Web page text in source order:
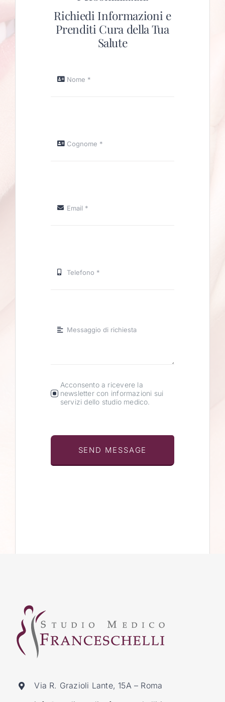
Richiedi Informazioni e
Prenditi Cura della Tua
Salute
Acconsento a ricevere la
newsletter con informazioni sui
servizi dello studio medico.
SEND MESSAGE
Via R. Grazioli Lante, 15A – Roma